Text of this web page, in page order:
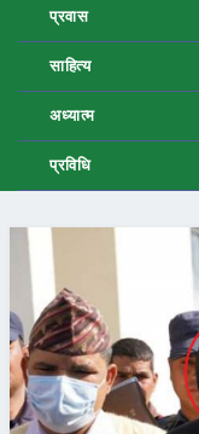
प्रवास
साहित्य
अध्यात्म
प्रविधि